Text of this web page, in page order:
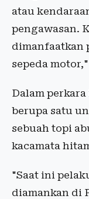
atau
pengawasan.
dimanfaatkan
sepeda
Dalam
berupa satu
sebuah topi
kacamata
"Saat ini
diamankan di